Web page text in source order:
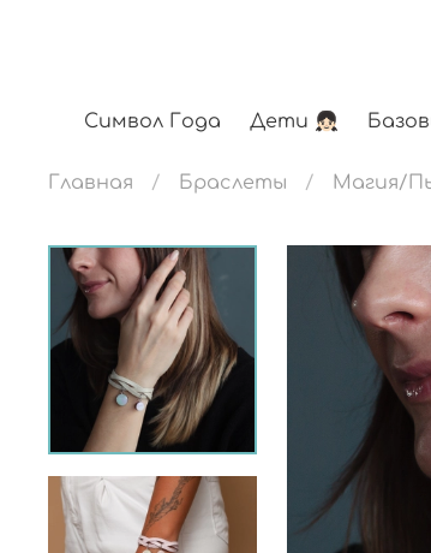
Символ Года Дети 👧🏻
Главная Браслеты Магия/